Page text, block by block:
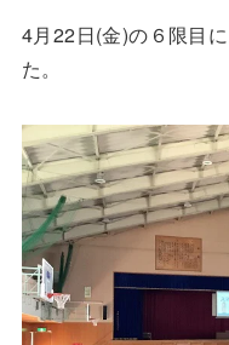
4月22日(金)の６限目
た。